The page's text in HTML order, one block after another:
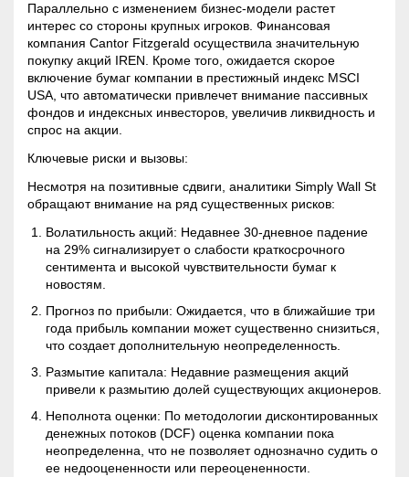
Параллельно с изменением бизнес-модели растет
интерес со стороны крупных игроков. Финансовая
компания Cantor Fitzgerald осуществила значительную
покупку акций IREN. Кроме того, ожидается скорое
включение бумаг компании в престижный индекс MSCI
USA, что автоматически привлечет внимание пассивных
фондов и индексных инвесторов, увеличив ликвидность и
спрос на акции.
Ключевые риски и вызовы:
Несмотря на позитивные сдвиги, аналитики Simply Wall St
обращают внимание на ряд существенных рисков:
Волатильность акций: Недавнее 30-дневное падение
на 29% сигнализирует о слабости краткосрочного
сентимента и высокой чувствительности бумаг к
новостям.
Прогноз по прибыли: Ожидается, что в ближайшие три
года прибыль компании может существенно снизиться,
что создает дополнительную неопределенность.
Размытие капитала: Недавние размещения акций
привели к размытию долей существующих акционеров.
Неполнота оценки: По методологии дисконтированных
денежных потоков (DCF) оценка компании пока
неопределенна, что не позволяет однозначно судить о
ее недооцененности или переоцененности.